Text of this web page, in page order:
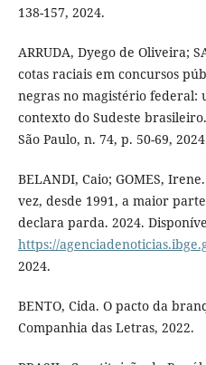
138-157, 2024.
ARRUDA, Dyego de Oliveira;
cotas raciais em concursos
negras no magistério federal:
contexto do Sudeste
São Paulo, n. 74, p. 50-69,
BELANDI, Caio; GOMES,
vez, desde 1991, a maior
declara parda. 2024.
https://
2024.
BENTO, Cida. O pacto da
Companhia das Letras, 2022.